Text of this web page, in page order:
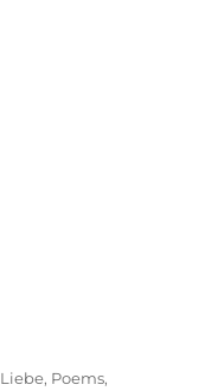
Liebe, Poems,